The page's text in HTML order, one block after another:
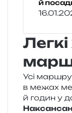
й
Легкі
Усі
в межах
й годин у